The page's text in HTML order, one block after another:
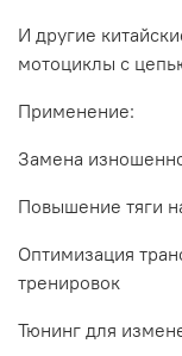
И другие
мотоциклы с
Применение:
Замена
Повышение тяги
Оптимизация
тренировок
Тюнинг для